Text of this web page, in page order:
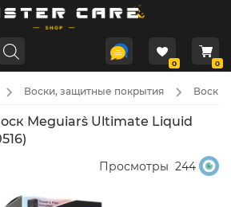
0 0
Воски, защитные покрытия Воски
Meguiar`s Ultimate Liquid
Просмотры 244